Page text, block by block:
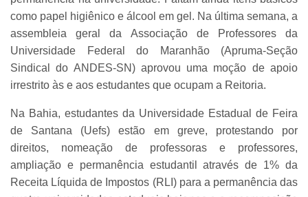
como papel higiênico e álcool em gel. Na última semana, a
assembleia geral da Associação de Professores da
Universidade Federal do Maranhão (Apruma-Seção
Sindical do ANDES-SN) aprovou uma moção de apoio
irrestrito às e aos estudantes que ocupam a Reitoria.
Na Bahia, estudantes da Universidade Estadual de Feira
de Santana (Uefs) estão em greve, protestando por
direitos, nomeação de professoras e professores,
ampliação e permanência estudantil através de 1% da
Receita Líquida de Impostos (RLI) para a permanência das